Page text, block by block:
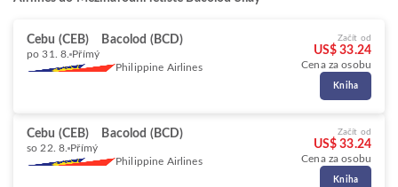
Cebu (CEB) Bacolod (BCD)
po 31. 8. Přímý
Philippine Airlines
Začít od
US$ 33.24
Cena za osobu
Kniha
Cebu (CEB) Bacolod (BCD)
so 22. 8. Přímý
Philippine Airlines
Začít od
US$ 33.24
Cena za osobu
Kniha